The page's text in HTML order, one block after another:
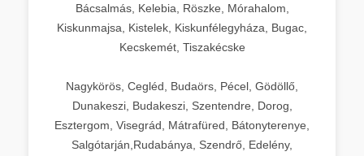
Bácsalmás, Kelebia, Röszke, Mórahalom,
Kiskunmajsa, Kistelek, Kiskunfélegyháza, Bugac,
Kecskemét, Tiszakécske
Nagykörös, Cegléd, Budaörs, Pécel, Gödöllő,
Dunakeszi, Budakeszi, Szentendre, Dorog,
Esztergom, Visegrád, Mátrafüred, Bátonyterenye,
Salgótarján,Rudabánya, Szendrő, Edelény,